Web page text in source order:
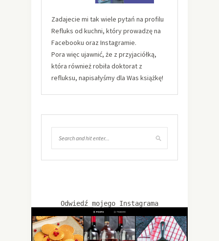
Zadajecie mi tak wiele pytań na profilu
Refluks od kuchni, który prowadzę na
Facebooku oraz Instagramie.
Pora więc ujawnić, że z przyjaciółką,
która również robiła doktorat z
refluksu, napisałyśmy dla Was książkę!
Odwiedź mojego Instagrama